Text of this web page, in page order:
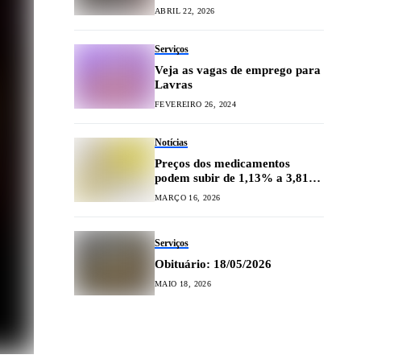
cidade
ABRIL 22, 2026
Serviços
Veja as vagas de emprego para
Lavras
FEVEREIRO 26, 2024
Notícias
Preços dos medicamentos
podem subir de 1,13% a 3,81%
a partir de abril
MARÇO 16, 2026
Serviços
Obituário: 18/05/2026
MAIO 18, 2026